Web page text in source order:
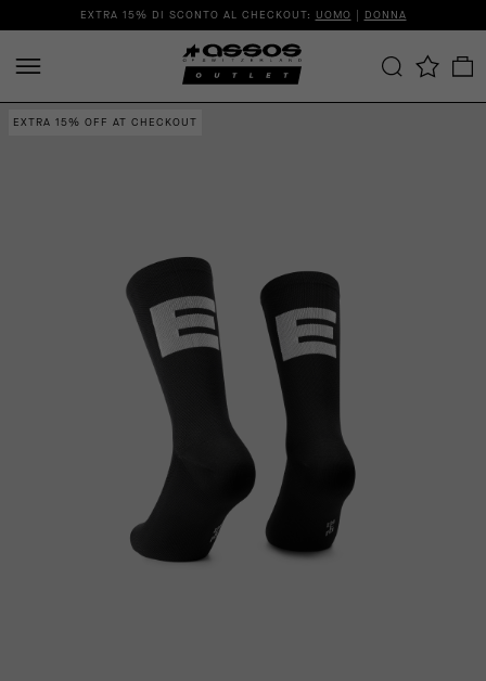
EXTRA 15% DI SCONTO AL CHECKOUT: UOMO | DONNA
EXTRA 15% OFF AT CHECKOUT